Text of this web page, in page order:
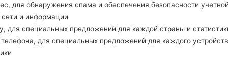
Главная →Серия SamsungSM-T805S
для обнаружения спама и обеспечения безопасности учетной
сети и информации
для специальных предложений для каждой страны и
для специальных предложений для каждого